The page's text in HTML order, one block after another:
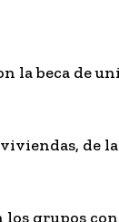
la beca de
de
los grupos